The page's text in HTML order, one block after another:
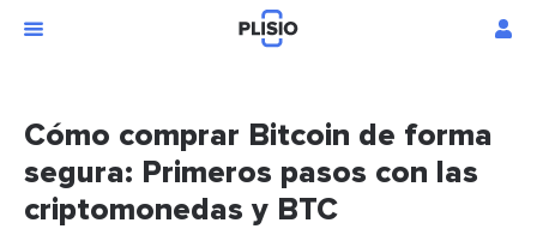
Cómo comprar Bitcoin de forma
segura: Primeros pasos con las
criptomonedas y BTC